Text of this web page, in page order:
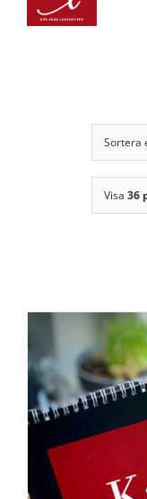
Fortsätt
Sortera
Visa 36